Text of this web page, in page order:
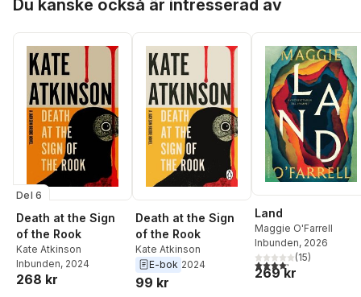
Du kanske också är intresserad av
Del 6
Death at the Sign
of the Rook
Kate Atkinson
Inbunden, 2024
268 kr
Death at the Sign
of the Rook
Kate Atkinson
E-bok 2024
99 kr
Land
Maggie O'Farrell
Inbunden, 2026
4,2utav 5 stjärnor.
(15)
269 kr